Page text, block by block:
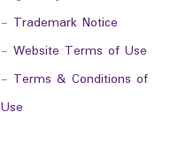
- Trademark Notice
- Website Terms of Use
- Terms & Conditions of
Use